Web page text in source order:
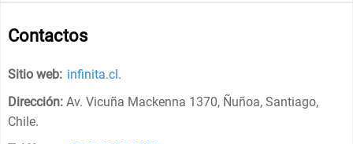
Contactos
Sitio web: infinita.cl.
Dirección: Av. Vicuña Mackenna 1370, Ñuñoa, Santiago,
Chile.